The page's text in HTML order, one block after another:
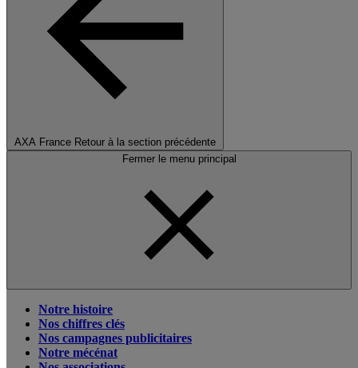
AXA France Retour à la section précédente
Fermer le menu principal
Notre histoire
Nos chiffres clés
Nos campagnes publicitaires
Notre mécénat